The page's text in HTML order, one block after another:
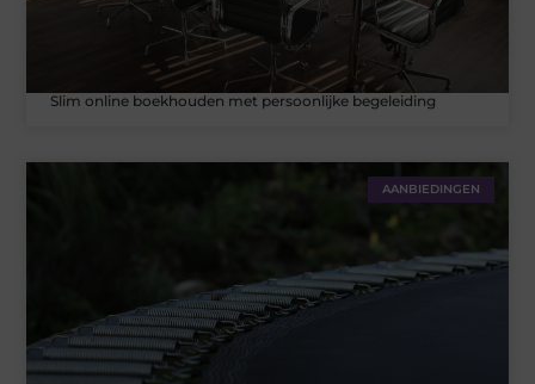
Slim online boekhouden met persoonlijke begeleiding
AANBIEDINGEN